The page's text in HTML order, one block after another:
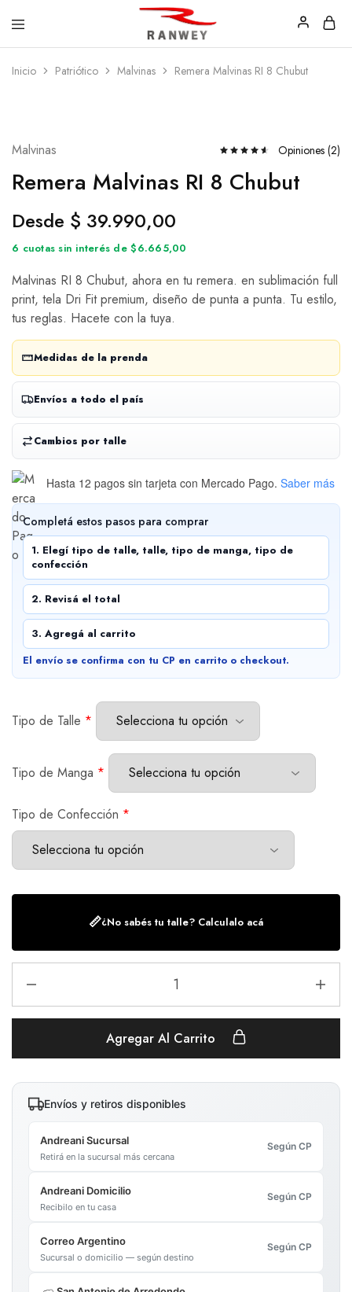
|
Estilo,
Inicio Patriótico Malvinas Remera Malvinas RI 8 Chubut
Malvinas Opiniones (2)
Remera Malvinas RI 8 Chubut
Desde $ 39.990,00
6 cuotas sin interés de $6.665,00
Malvinas RI 8 Chubut, ahora en tu remera. en sublimación full
print, tela Dri Fit premium, diseño de punta a punta. Tu estilo,
tus reglas. Hacete con la tuya.
Medidas de la prenda
Envíos a todo el país
Cambios por talle
Hasta 12 pagos sin tarjeta con Mercado Pago. Saber más
Completá estos pasos para comprar
1. Elegí tipo de talle, talle, tipo de manga, tipo de
confección
2. Revisá el total
3. Agregá al carrito
El envío se confirma con tu CP en carrito o checkout.
Tipo de Talle *
Tipo de Manga *
Tipo de Confección *
📏¿No sabés tu talle? Calculalo acá
Agregar Al Carrito
Envíos y retiros disponibles
Andreani Sucursal
Retirá en la sucursal más cercana
Según CP
Andreani Domicilio
Recibilo en tu casa
Según CP
Correo Argentino
Sucursal o domicilio — según destino
Según CP